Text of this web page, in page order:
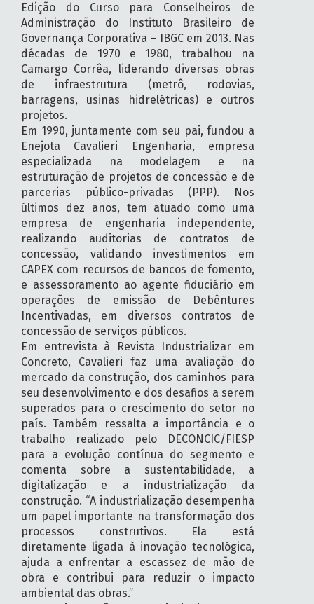
Edição do Curso para Conselheiros de
Administração do Instituto Brasileiro de
Governança Corporativa – IBGC em 2013. Nas
décadas de 1970 e 1980, trabalhou na
Camargo Corrêa, liderando diversas obras
de infraestrutura (metrô, rodovias,
barragens, usinas hidrelétricas) e outros
projetos.
Em 1990, juntamente com seu pai, fundou a
Enejota Cavalieri Engenharia, empresa
especializada na modelagem e na
estruturação de projetos de concessão e de
parcerias público-privadas (PPP). Nos
últimos dez anos, tem atuado como uma
empresa de engenharia independente,
realizando auditorias de contratos de
concessão, validando investimentos em
CAPEX com recursos de bancos de fomento,
e assessoramento ao agente fiduciário em
operações de emissão de Debêntures
Incentivadas, em diversos contratos de
concessão de serviços públicos.
Em entrevista à Revista Industrializar em
Concreto, Cavalieri faz uma avaliação do
mercado da construção, dos caminhos para
seu desenvolvimento e dos desafios a serem
superados para o crescimento do setor no
país. Também ressalta a importância e o
trabalho realizado pelo DECONCIC/FIESP
para a evolução contínua do segmento e
comenta sobre a sustentabilidade, a
digitalização e a industrialização da
construção. “A industrialização desempenha
um papel importante na transformação dos
processos construtivos. Ela está
diretamente ligada à inovação tecnológica,
ajuda a enfrentar a escassez de mão de
obra e contribui para reduzir o impacto
ambiental das obras.”